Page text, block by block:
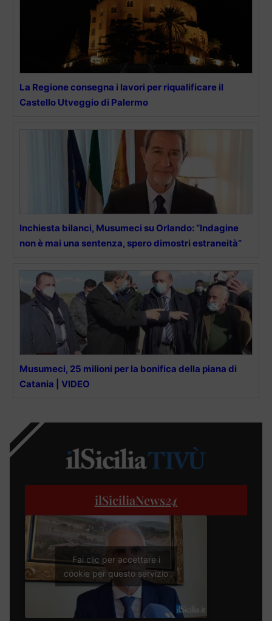
La Regione consegna i lavori per riqualificare il
Castello Utveggio di Palermo
Inchiesta bilanci, Musumeci su Orlando: “Indagine
non è mai una sentenza, spero dimostri estraneità”
Musumeci, 25 milioni per la bonifica della piana di
Catania | VIDEO
ilSiciliaNews24
Fai clic per accettare i
cookie per questo servizio